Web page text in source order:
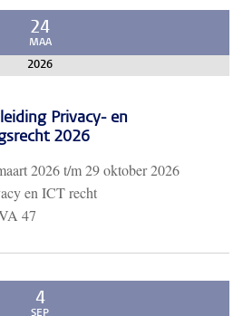
24
MAA
2026
Privacy- en
2026
2026t/m29 oktober 2026
en ICT recht
47
4
SEP